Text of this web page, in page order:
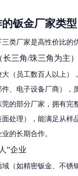
钣金厂家类型
类厂家是高性价比的
三角/珠三角为主）
（员工数百人以上）
、电子设备厂商），
的部分厂家，拥有完
处理），能满足从样
的长期合作。
”企业
（如精密钣金、不锈